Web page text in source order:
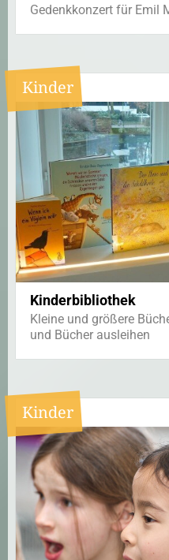
Gedenkkonzert für Emil
Kinder
Kinderbibliothek
Kleine und größere
und Bücher ausleihen
Kinder